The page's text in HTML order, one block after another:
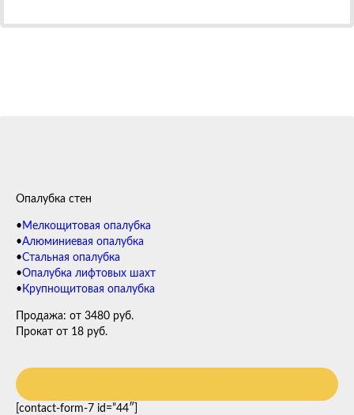
Опалубка стен
• Мелкощитовая опалубка
•Алюминиевая опалубка
•Стальная опалубка
•Опалубка лифтовых шахт
• Крупнощитовая опалубка
Продажа: от 3480 руб.
Прокат от 18 руб.
[contact-form-7 id=”44″]